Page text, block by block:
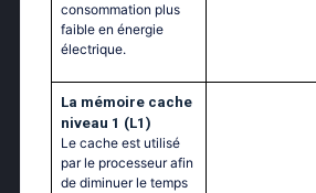
consommation plus
faible en énergie
électrique.
La mémoire cache
niveau 1 (L1)
Le cache est utilisé
par le processeur afin
de diminuer le temps